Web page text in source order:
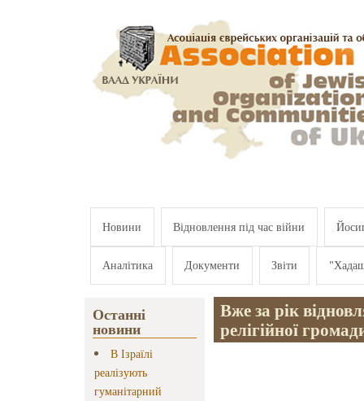
Новини Відновлення під час війни
Аналітика Документи Звіти
Останні
новини
В Ізраїлі
реалізують
гуманітарний
Вже за рік
релігійної